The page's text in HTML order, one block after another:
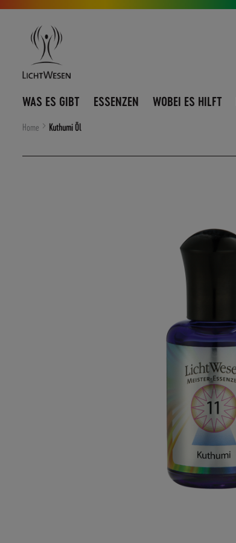
Direkt
zum
Navigation
umschalten
WAS ES GIBT ESSENZEN WOBEI ES HILFT
Home Kuthumi Öl